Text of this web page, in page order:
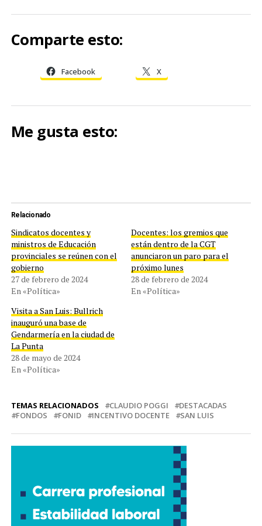
Comparte esto:
Facebook X
Me gusta esto:
Relacionado
Sindicatos docentes y
ministros de Educación
provinciales se reúnen con el
gobierno
27 de febrero de 2024
En «Política»
Docentes: los gremios que
están dentro de la CGT
anunciaron un paro para el
próximo lunes
28 de febrero de 2024
En «Política»
Visita a San Luis: Bullrich
inauguró una base de
Gendarmería en la ciudad de
La Punta
28 de mayo de 2024
En «Política»
TEMAS RELACIONADOS CLAUDIO POGGI
DESTACADAS
FONDOS
FONID INCENTIVO DOCENTE SAN LUIS